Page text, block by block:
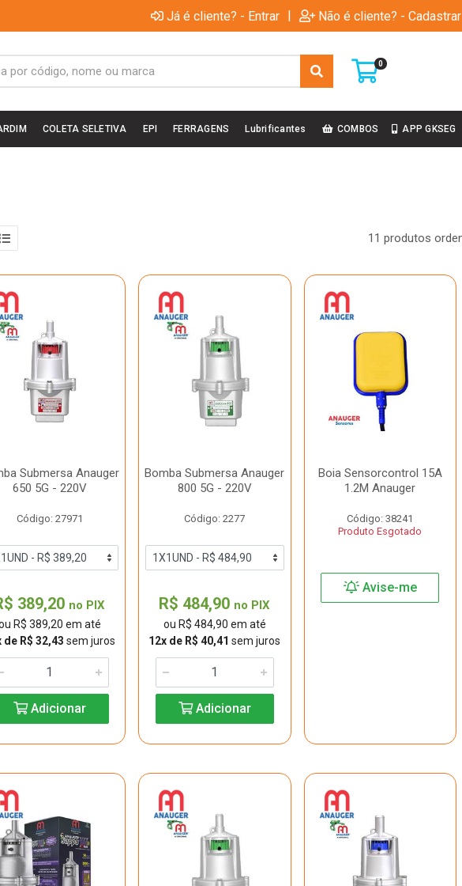
Já é cliente? - Entrar | Não é cliente? - Cadastrar
0
COLETA SELETIVA EPI FERRAGENS Lubrificantes COMBOS APP GKSEG
11 produtos
Submersa Anauger
650 5G - 220V
Código: 27971
389,20 no PIX
R$ 389,20 em até
de R$ 32,43 sem juros
Adicionar
Bomba Submersa Anauger
800 5G - 220V
Código: 2277
R$ 484,90 no PIX
ou R$ 484,90 em até
12x de R$ 40,41 sem juros
Adicionar
Boia Sensorcontrol 15A
1.2M Anauger
Código: 38241
Produto Esgotado
Avise-me